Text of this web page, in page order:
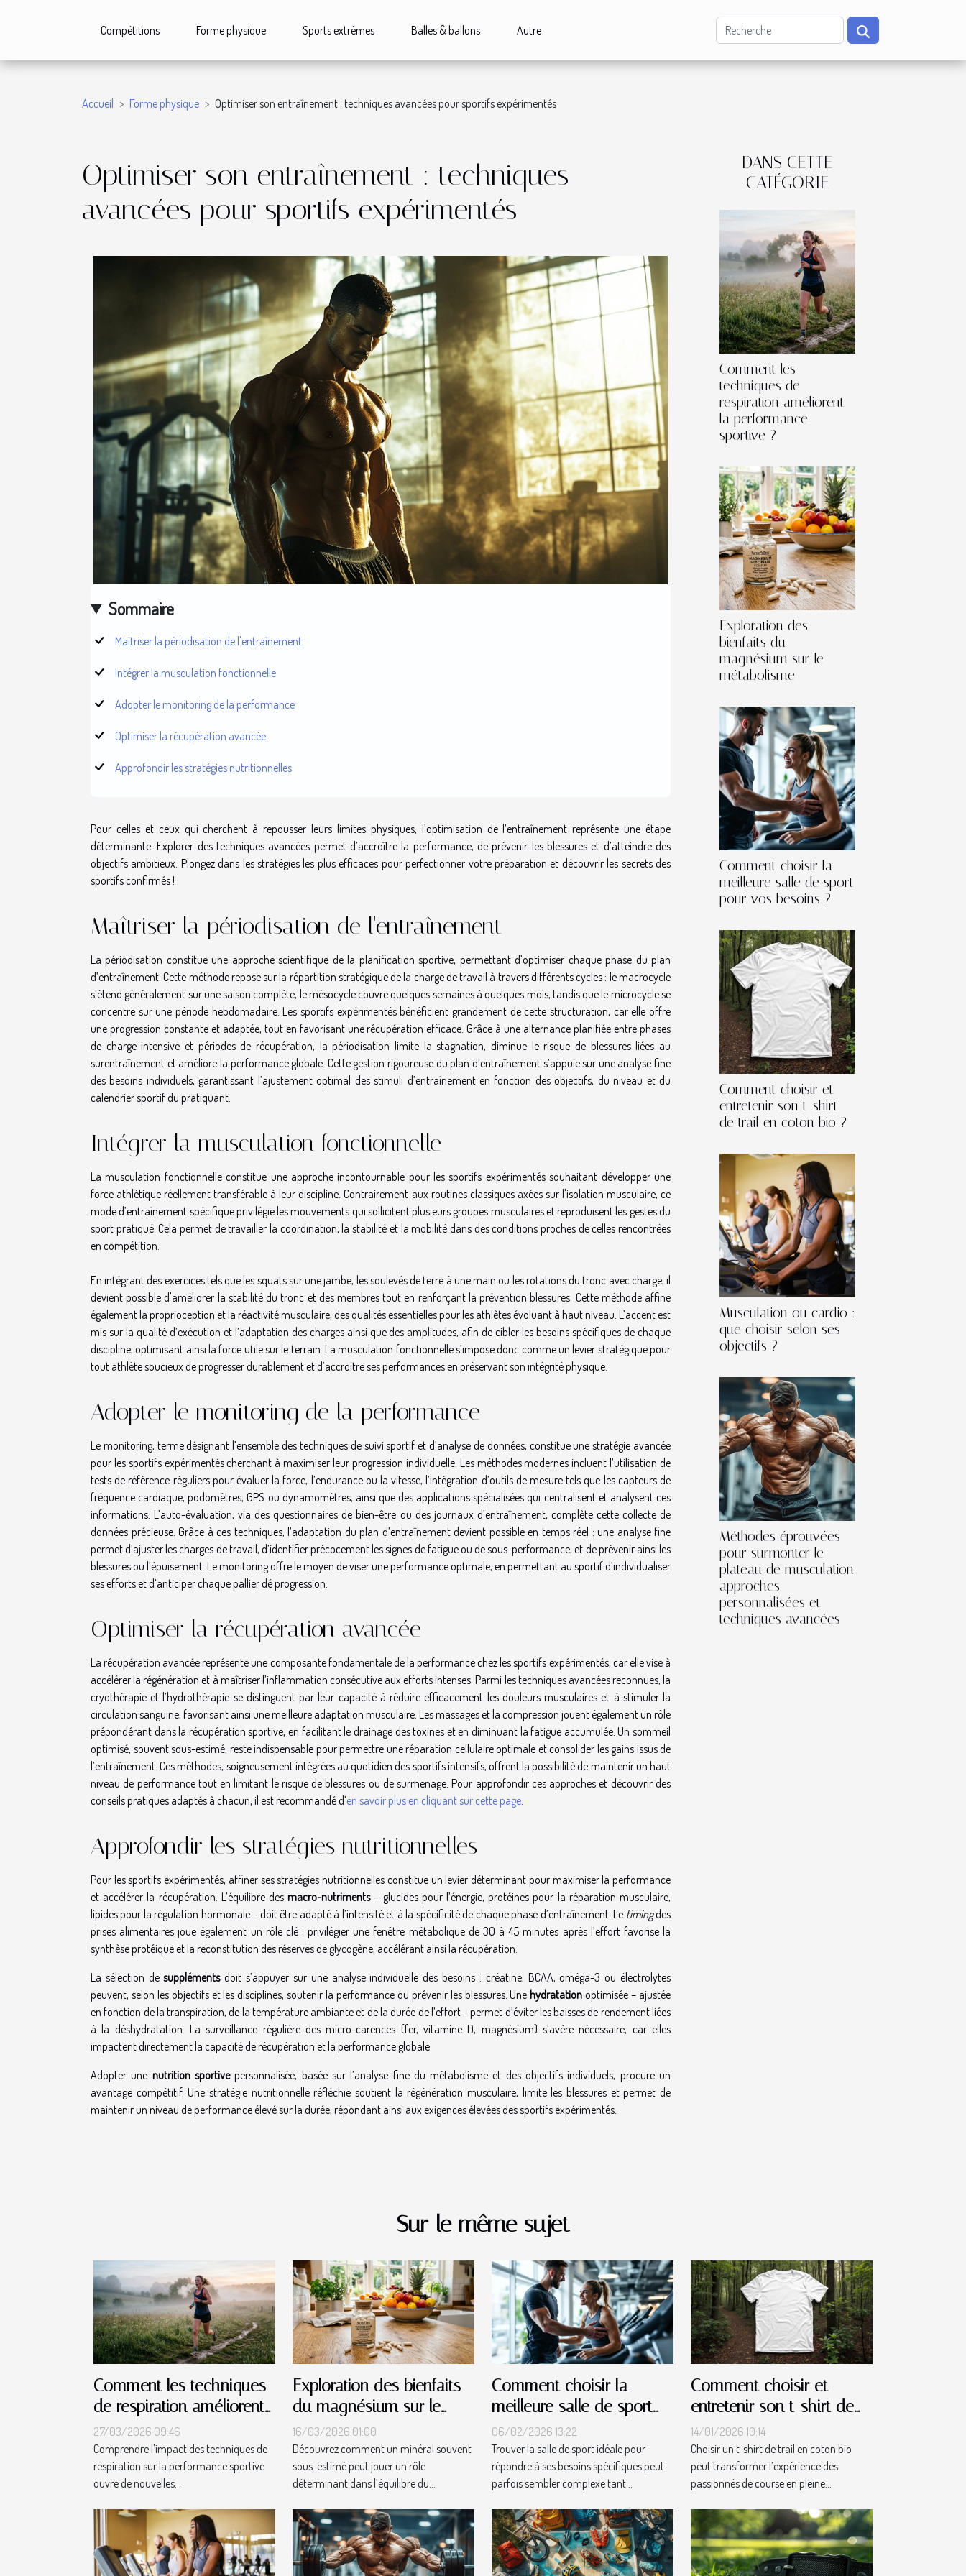
Compétitions Forme physique Sports extrêmes Balles & ballons Autre
Accueil Forme physique Optimiser son entraînement : techniques avancées pour sportifs expérimentés
Optimiser son entraînement : techniques
avancées pour sportifs expérimentés
Sommaire
Maîtriser la périodisation de l'entraînement
Intégrer la musculation fonctionnelle
Adopter le monitoring de la performance
Optimiser la récupération avancée
Approfondir les stratégies nutritionnelles
Pour celles et ceux qui cherchent à repousser leurs limites physiques, l’optimisation de l’entraînement représente une étape
déterminante. Explorer des techniques avancées permet d’accroître la performance, de prévenir les blessures et d’atteindre des
objectifs ambitieux. Plongez dans les stratégies les plus efficaces pour perfectionner votre préparation et découvrir les secrets des
sportifs confirmés !
Maîtriser la périodisation de l'entraînement
La périodisation constitue une approche scientifique de la planification sportive, permettant d’optimiser chaque phase du plan
d’entraînement. Cette méthode repose sur la répartition stratégique de la charge de travail à travers différents cycles : le macrocycle
s’étend généralement sur une saison complète, le mésocycle couvre quelques semaines à quelques mois, tandis que le microcycle se
concentre sur une période hebdomadaire. Les sportifs expérimentés bénéficient grandement de cette structuration, car elle offre
une progression constante et adaptée, tout en favorisant une récupération efficace. Grâce à une alternance planifiée entre phases
de charge intensive et périodes de récupération, la périodisation limite la stagnation, diminue le risque de blessures liées au
surentraînement et améliore la performance globale. Cette gestion rigoureuse du plan d’entraînement s’appuie sur une analyse fine
des besoins individuels, garantissant l’ajustement optimal des stimuli d’entraînement en fonction des objectifs, du niveau et du
calendrier sportif du pratiquant.
Intégrer la musculation fonctionnelle
La musculation fonctionnelle constitue une approche incontournable pour les sportifs expérimentés souhaitant développer une
force athlétique réellement transférable à leur discipline. Contrairement aux routines classiques axées sur l'isolation musculaire, ce
mode d’entraînement spécifique privilégie les mouvements qui sollicitent plusieurs groupes musculaires et reproduisent les gestes du
sport pratiqué. Cela permet de travailler la coordination, la stabilité et la mobilité dans des conditions proches de celles rencontrées
en compétition.
En intégrant des exercices tels que les squats sur une jambe, les soulevés de terre à une main ou les rotations du tronc avec charge, il
devient possible d'améliorer la stabilité du tronc et des membres tout en renforçant la prévention blessures. Cette méthode affine
également la proprioception et la réactivité musculaire, des qualités essentielles pour les athlètes évoluant à haut niveau. L’accent est
mis sur la qualité d’exécution et l’adaptation des charges ainsi que des amplitudes, afin de cibler les besoins spécifiques de chaque
discipline, optimisant ainsi la force utile sur le terrain. La musculation fonctionnelle s’impose donc comme un levier stratégique pour
tout athlète soucieux de progresser durablement et d’accroître ses performances en préservant son intégrité physique.
Adopter le monitoring de la performance
Le monitoring, terme désignant l’ensemble des techniques de suivi sportif et d’analyse de données, constitue une stratégie avancée
pour les sportifs expérimentés cherchant à maximiser leur progression individuelle. Les méthodes modernes incluent l’utilisation de
tests de référence réguliers pour évaluer la force, l’endurance ou la vitesse, l’intégration d’outils de mesure tels que les capteurs de
fréquence cardiaque, podomètres, GPS ou dynamomètres, ainsi que des applications spécialisées qui centralisent et analysent ces
informations. L’auto-évaluation, via des questionnaires de bien-être ou des journaux d’entraînement, complète cette collecte de
données précieuse. Grâce à ces techniques, l’adaptation du plan d’entraînement devient possible en temps réel : une analyse fine
permet d’ajuster les charges de travail, d’identifier précocement les signes de fatigue ou de sous-performance, et de prévenir ainsi les
blessures ou l’épuisement. Le monitoring offre le moyen de viser une performance optimale, en permettant au sportif d’individualiser
ses efforts et d’anticiper chaque pallier dé progression.
Optimiser la récupération avancée
La récupération avancée représente une composante fondamentale de la performance chez les sportifs expérimentés, car elle vise à
accélérer la régénération et à maîtriser l’inflammation consécutive aux efforts intenses. Parmi les techniques avancées reconnues, la
cryothérapie et l’hydrothérapie se distinguent par leur capacité à réduire efficacement les douleurs musculaires et à stimuler la
circulation sanguine, favorisant ainsi une meilleure adaptation musculaire. Les massages et la compression jouent également un rôle
prépondérant dans la récupération sportive, en facilitant le drainage des toxines et en diminuant la fatigue accumulée. Un sommeil
optimisé, souvent sous-estimé, reste indispensable pour permettre une réparation cellulaire optimale et consolider les gains issus de
l’entraînement. Ces méthodes, soigneusement intégrées au quotidien des sportifs intensifs, offrent la possibilité de maintenir un haut
niveau de performance tout en limitant le risque de blessures ou de surmenage. Pour approfondir ces approches et découvrir des
conseils pratiques adaptés à chacun, il est recommandé d’en savoir plus en cliquant sur cette page
Approfondir les stratégies nutritionnelles
Pour les sportifs expérimentés, affiner ses stratégies nutritionnelles constitue un levier déterminant pour maximiser la performance
et accélérer la récupération. L’équilibre desmacro-nutriments– glucides pour l’énergie, protéines pour la réparation musculaire,
lipides pour la régulation hormonale – doit être adapté à l’intensité et à la spécificité de chaque phase d’entraînement. Le timingdes
prises alimentaires joue également un rôle clé : privilégier une fenêtre métabolique de 30 à 45 minutes après l’effort favorise la
synthèse protéique et la reconstitution des réserves de glycogène, accélérant ainsi la récupération.
La sélection desupplémentsdoit s’appuyer sur une analyse individuelle des besoins : créatine, BCAA, oméga-3 ou électrolytes
peuvent, selon les objectifs et les disciplines, soutenir la performance ou prévenir les blessures. Unehydratation optimisée – ajustée
en fonction de la transpiration, de la température ambiante et de la durée de l’effort – permet d’éviter les baisses de rendement liées
à la déshydratation. La surveillance régulière des micro-carences (fer, vitamine D, magnésium) s’avère nécessaire, car elles
impactent directement la capacité de récupération et la performance globale.
Adopter une nutrition sportivepersonnalisée, basée sur l’analyse fine du métabolisme et des objectifs individuels, procure un
avantage compétitif. Une stratégie nutritionnelle réfléchie soutient la régénération musculaire, limite les blessures et permet de
maintenir un niveau de performance élevé sur la durée, répondant ainsi aux exigences élevées des sportifs expérimentés.
DANS CETTE
CATÉGORIE
Comment les
techniques de
respiration améliorent
la performance
sportive ?
Exploration des
bienfaits du
magnésium sur le
métabolisme
Comment choisir la
meilleure salle de sport
pour vos besoins ?
Comment choisir et
entretenir son t-shirt
de trail en coton bio ?
Musculation ou cardio :
que choisir selon ses
objectifs ?
Méthodes éprouvées
pour surmonter le
plateau de musculation
approches
personnalisées et
techniques avancées
Sur le même sujet
Comment les techniques
de respiration améliorent
la performance sportive ?
27/03/2026 09:46
Comprendre l'impact des techniques de
respiration sur la performance sportive
ouvre de nouvelles...
Exploration des bienfaits
du magnésium sur le
métabolisme
16/03/2026 01:00
Découvrez comment un minéral souvent
sous-estimé peut jouer un rôle
déterminant dans l’équilibre du...
Comment choisir la
meilleure salle de sport
pour vos besoins ?
06/02/2026 13:22
Trouver la salle de sport idéale pour
répondre à ses besoins spécifiques peut
parfois sembler complexe tant...
Comment choisir et
entretenir son t-shirt de
trail en coton bio ?
14/01/2026 10:14
Choisir un t-shirt de trail en coton bio
peut transformer l’expérience des
passionnés de course en pleine...